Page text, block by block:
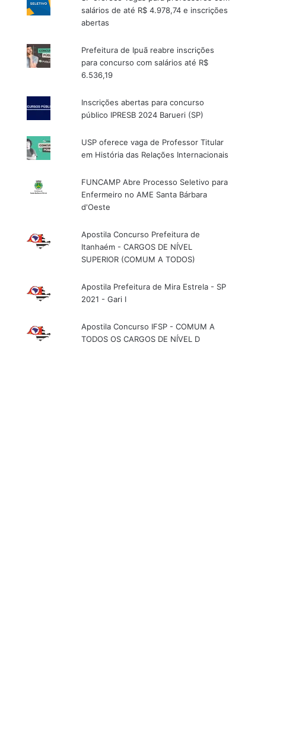
salários de até R$ 4.978,74 e inscrições
abertas
Prefeitura de Ipuã reabre inscrições
para concurso com salários até R$
6.536,19
Inscrições abertas para concurso
público IPRESB 2024 Barueri (SP)
USP oferece vaga de Professor Titular
em História das Relações Internacionais
FUNCAMP Abre Processo Seletivo para
Enfermeiro no AME Santa Bárbara
d'Oeste
Apostila Concurso Prefeitura de
Itanhaém - CARGOS DE NÍVEL
SUPERIOR (COMUM A TODOS)
Apostila Prefeitura de Mira Estrela - SP
2021 - Gari I
Apostila Concurso IFSP - COMUM A
TODOS OS CARGOS DE NÍVEL D